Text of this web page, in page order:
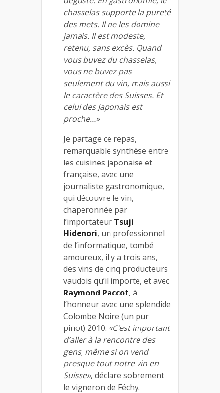
chasselas supporte la pureté
des mets. Il ne les domine
jamais. Il est modeste,
retenu, sans excès. Quand
vous buvez du chasselas,
vous ne buvez pas
seulement du vin, mais aussi
le caractère des Suisses. Et
celui des Japonais est
proche…»
Je partage ce repas,
remarquable synthèse entre
les cuisines japonaise et
française, avec une
journaliste gastronomique,
qui découvre le vin,
chaperonnée par
l’importateur Tsuji
Hidenori, un professionnel
de l’informatique, tombé
amoureux, il y a trois ans,
des vins de cinq producteurs
vaudois qu’il importe, et avec
Raymond Paccot, à
l’honneur avec une splendide
Colombe Noire (un pur
pinot) 2010. «C’est important
d’aller à la rencontre des
gens, même si on vend
presque tout notre vin en
Suisse», déclare sobrement
le vigneron de Féchy.